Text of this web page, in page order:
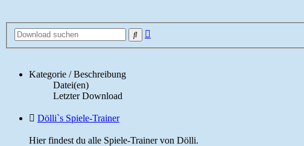
Suche
Kategorie / Beschreibung
Datei(en)
Letzter Download
Dölli`s Spiele-Trainer
Hier findest du alle Spiele-Trainer von Dölli.